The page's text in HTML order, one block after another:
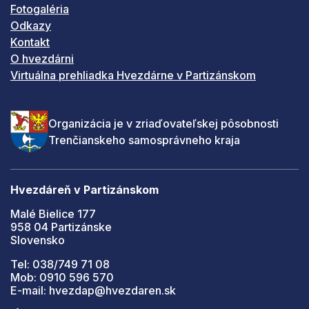
Fotogaléria
Odkazy
Kontakt
O hvezdárni
Virtuálna prehliadka Hvezdárne v Partizánskom
Organizácia je v zriaďovateľskej pôsobnosti
Trenčianskeho samosprávneho kraja
Hvezdáreň v Partizánskom
Malé Bielice 177
958 04 Partizánske
Slovensko
Tel: 038/749 71 08
Mob: 0910 596 570
E-mail: hvezdap@hvezdaren.sk